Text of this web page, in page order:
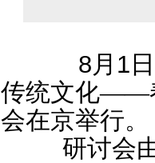
8月 1 日
传统文化——
会在京举行。
研讨会